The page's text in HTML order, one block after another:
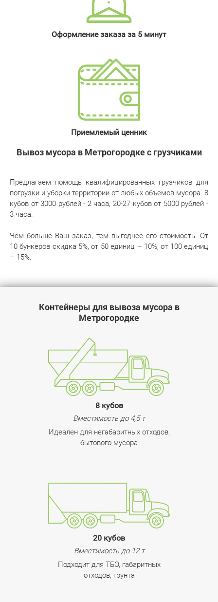
Оформление заказа за 5 минут
Приемлемый ценник
Вывоз мусора в Метрогородке с грузчиками
Предлагаем помощь квалифицированных грузчиков для
погрузки и уборки территории от любых объемов мусора. 8
кубов от 3000 рублей - 2 часа, 20‌-‌27 кубов от 5000 рублей -
3 часа.
Чем больше Ваш заказ, тем выгоднее его стоимость. От
10 бункеров скидка 5%, от 50 единиц – 10%, от 100 единиц
– 15%.
Контейнеры для вывоза мусора в
Метрогородке
8 кубов
Вместимость до 4,5 т
Идеален для негабаритных отходов,
бытового мусора
20 кубов
Вместимость до 12 т
Подходит для ТБО, габаритных
отходов, грунта